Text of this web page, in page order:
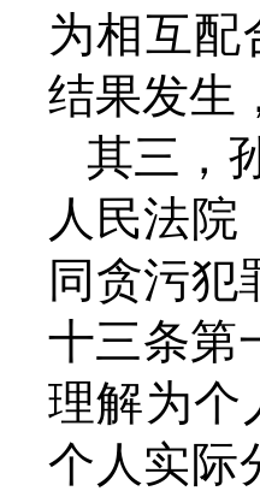
为相互配
结果发生
其三，
人民法院
同贪污犯
十三条第
理解为个
个人实际